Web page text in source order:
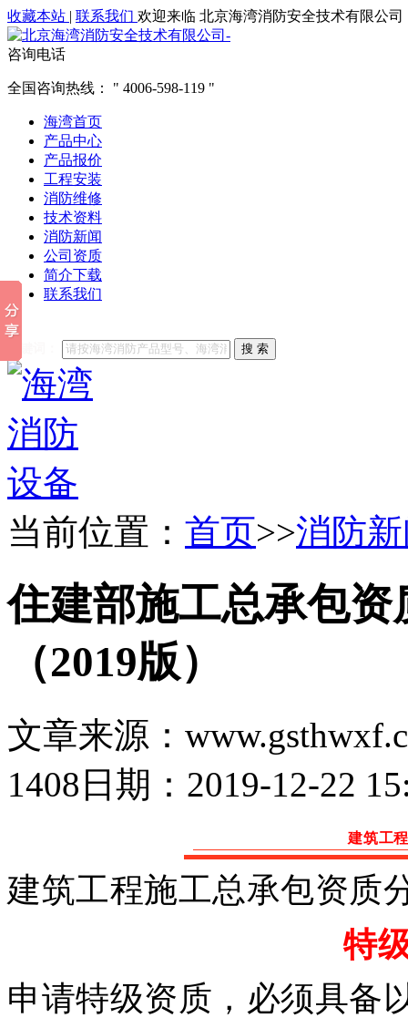
收藏本站 | 联系我们 欢迎来临 北京海湾消防安全技术有限公司
咨询电话
全国咨询热线： 4006-598-119
海湾首页
产品中心
产品报价
工程安装
消防维修
技术资料
消防新闻
公司资质
简介下载
联系我们
他们都在搜索:
搜 索
当前位置： 首页>>消防
住建部施工总承包
（2019版）
文章来源：
1408 日期：2019-12-22
建筑工
建筑工程施工总承包资质
特
申请特级资质，必须具备